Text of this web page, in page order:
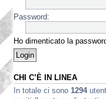
Password:
Ho dimenticato la
CHI C’È IN LINEA
In totale ci sono 1294